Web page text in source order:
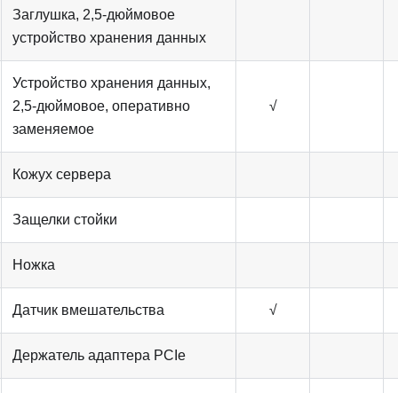
Заглушка, 2,5-дюймовое
устройство хранения данных
Устройство хранения данных,
2,5-дюймовое, оперативно
заменяемое
√
Кожух сервера
Защелки стойки
Ножка
Датчик вмешательства √
Держатель адаптера PCIe